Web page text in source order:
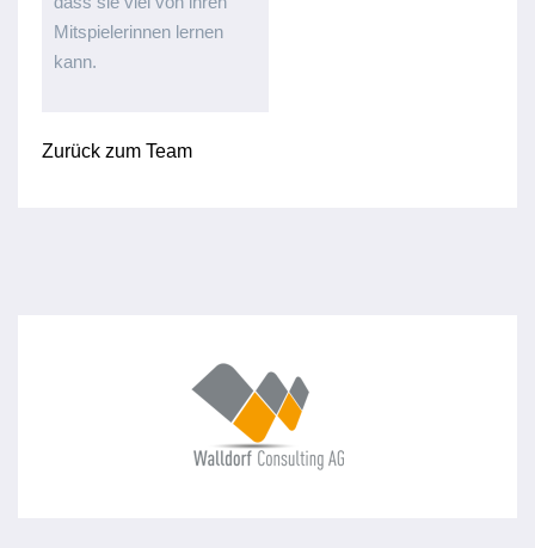
Mitspielerinnen lernen
kann.
Zurück zum Team